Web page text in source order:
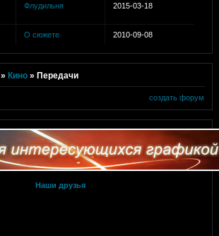
Флудильня 2015-03-18
О сюжете 2010-09-08
»Кино »Передачи
создать форум
Наши друзья